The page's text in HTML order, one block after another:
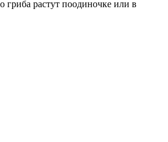
гриба растут поодиночке или в